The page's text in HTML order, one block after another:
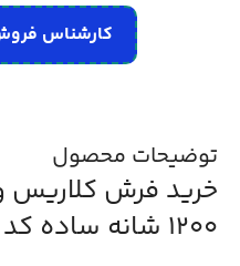
کارشناس
توضیحات محصول
خرید فرش کلاریس
1200 شانه ساده کد 255009012